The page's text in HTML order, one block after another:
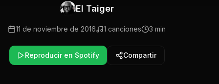
El Taiger
11 de noviembre de 2016 1 canciones 3 min
Reproducir en Spotify Compartir